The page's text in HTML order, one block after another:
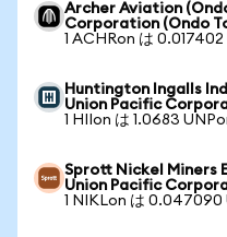
Archer Aviation
Corporation (Ondo
1 ACHRon は
Huntington Ingalls
Union Pacific
1 HIIon は 1.0683
Sprott Nickel Miners
Union Pacific
1 NIKLon は 0.047090